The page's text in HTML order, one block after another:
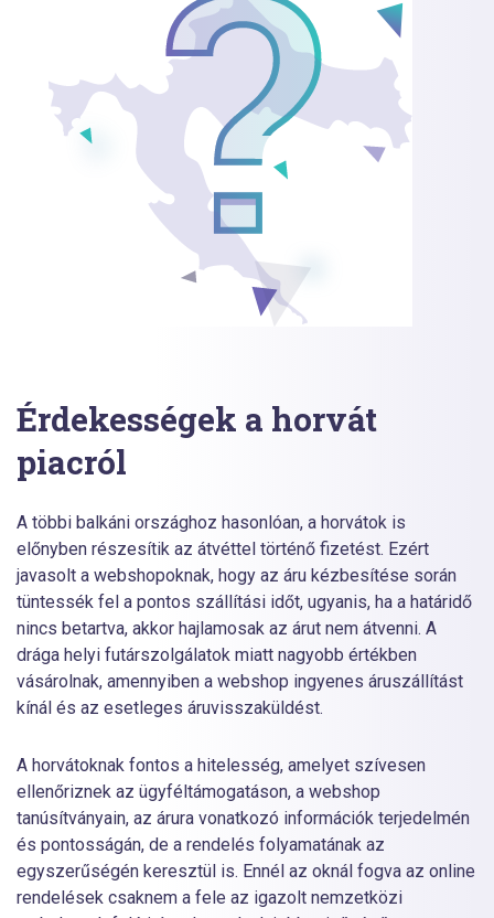
Érdekességek a horvát
piacról
A többi balkáni országhoz hasonlóan, a horvátok is
előnyben részesítik az átvéttel történő fizetést. Ezért
javasolt a webshopoknak, hogy az áru kézbesítése során
tüntessék fel a pontos szállítási időt, ugyanis, ha a határidő
nincs betartva, akkor hajlamosak az árut nem átvenni. A
drága helyi futárszolgálatok miatt nagyobb értékben
vásárolnak, amennyiben a webshop ingyenes áruszállítást
kínál és az esetleges áruvisszaküldést.
A horvátoknak fontos a hitelesség, amelyet szívesen
ellenőriznek az ügyféltámogatáson, a webshop
tanúsítványain, az árura vonatkozó információk terjedelmén
és pontosságán, de a rendelés folyamatának az
egyszerűségén keresztül is. Ennél az oknál fogva az online
rendelések csaknem a fele az igazolt nemzetközi